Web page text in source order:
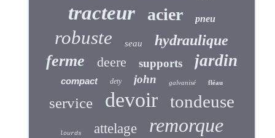
tracteur acier pneu
robuste seau hydraulique
ferme deere supports jardin
compact dety john galvanisé fléau
service devoir tondeuse
lourds attelage remorque